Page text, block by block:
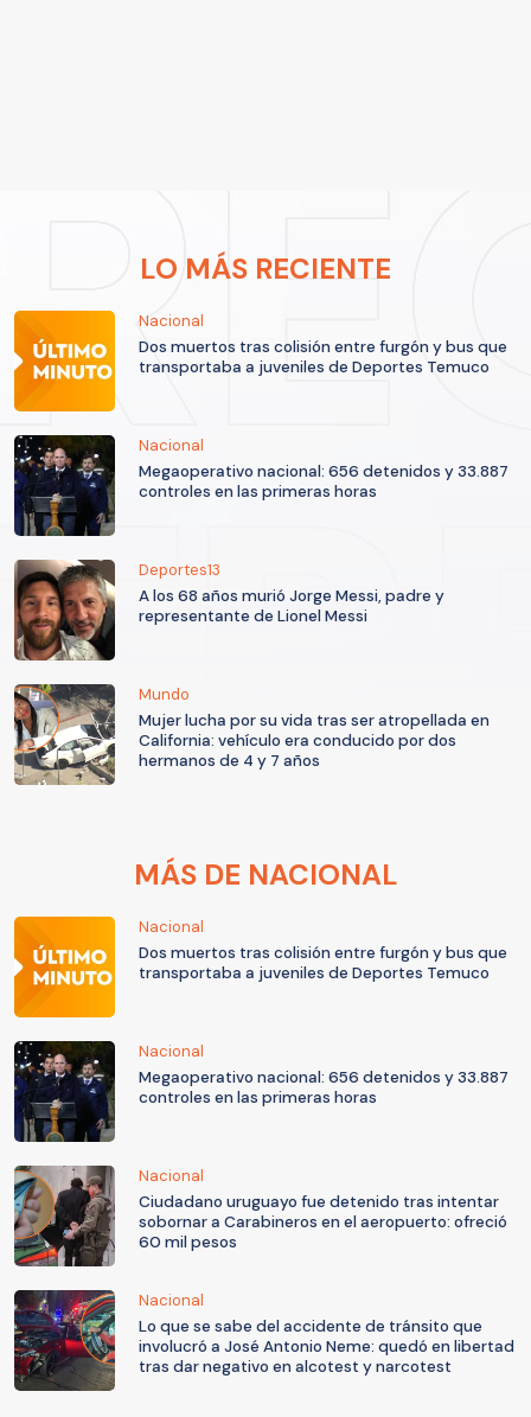
LO MÁS RECIENTE
Nacional
Dos muertos tras colisión entre furgón y bus que
transportaba a juveniles de Deportes Temuco
Nacional
Megaoperativo nacional: 656 detenidos y 33.887
controles en las primeras horas
Deportes13
A los 68 años murió Jorge Messi, padre y
representante de Lionel Messi
Mundo
Mujer lucha por su vida tras ser atropellada en
California: vehículo era conducido por dos
hermanos de 4 y 7 años
MÁS DE NACIONAL
Nacional
Dos muertos tras colisión entre furgón y bus que
transportaba a juveniles de Deportes Temuco
Nacional
Megaoperativo nacional: 656 detenidos y 33.887
controles en las primeras horas
Nacional
Ciudadano uruguayo fue detenido tras intentar
sobornar a Carabineros en el aeropuerto: ofreció
60 mil pesos
Nacional
Lo que se sabe del accidente de tránsito que
involucró a José Antonio Neme: quedó en libertad
tras dar negativo en alcotest y narcotest